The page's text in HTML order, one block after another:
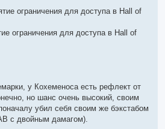
ограничения для доступа в Hall of
ограничения для доступа в Hall of
у Кохеменоса есть рефлект от
но шанс очень высокий, своим
убил себя своим же бэкстабом
с двойным дамагом).